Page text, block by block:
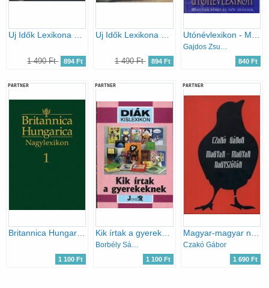
Uj Idők Lexikona 15-16.
1 490 Ft 894 Ft
Uj Idők Lexikona 17-18.
1 490 Ft 894 Ft
Utónévlexikon - Magyar férfi és női neveink
Gajdos Zsuzsanna
840 Ft
PARTNER
1 100 Ft
PARTNER
Borbély Sándor
1 100 Ft
PARTNER
Czakó Gábor
1 690 Ft